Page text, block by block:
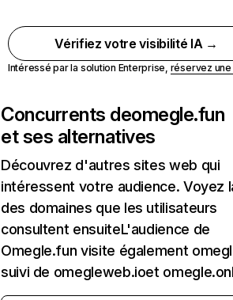
Vérifiez votre visibilité IA →
Intéressé par la solution Enterprise, réservez
Concurrents deomegle.fun
et ses alternatives
Découvrez d'autres sites web qui
intéressent votre audience. Voyez
des domaines que les utilisateurs
consultent ensuiteL'audience de
Omegle.fun visite également
suivi de omegleweb.ioet